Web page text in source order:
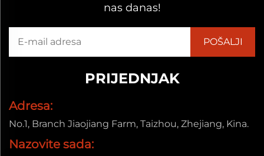
nas danas!
PRIJEDNJAK
Adresa:
No.1, Branch Jiaojiang Farm, Taizhou, Zhejiang, Kina.
Nazovite sada: